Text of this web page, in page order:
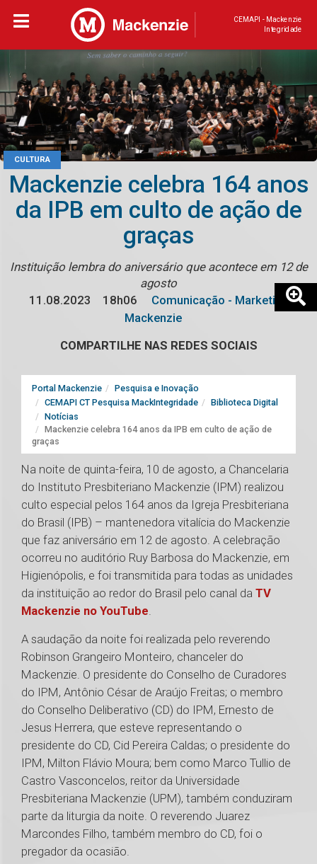
CEMAPI - Mackenzie
Integridade
CULTURA
Mackenzie celebra 164 anos
da IPB em culto de ação de
graças
Instituição lembra do aniversário que acontece em 12 de
agosto
11.08.2023
18h06
Comunicação - Marketing
Mackenzie
COMPARTILHE NAS REDES SOCIAIS
Portal Mackenzie
Pesquisa e Inovação
CEMAPI CT Pesquisa MackIntegridade
Biblioteca Digital
Notícias
Mackenzie celebra 164 anos da IPB em culto de ação de
graças
Na noite de quinta-feira, 10 de agosto, a Chancelaria
do Instituto Presbiteriano Mackenzie (IPM) realizou
culto especial pelos 164 anos da Igreja Presbiteriana
do Brasil (IPB) – mantenedora vitalícia do Mackenzie
que faz aniversário em 12 de agosto. A celebração
ocorreu no auditório Ruy Barbosa do Mackenzie, em
Higienópolis, e foi transmitida para todas as unidades
da instituição ao redor do Brasil pelo canal da TV
Mackenzie no YouTube.
A saudação da noite foi realizada pelo reverendo
Robinson Grangeiro Monteiro, chanceler do
Mackenzie. O presidente do Conselho de Curadores
do IPM, Antônio César de Araújo Freitas; o membro
do Conselho Deliberativo (CD) do IPM, Ernesto de
Jesus Herrera, que esteve representando o
presidente do CD, Cid Pereira Caldas; o presidente do
IPM, Milton Flávio Moura; bem como Marco Tullio de
Castro Vasconcelos, reitor da Universidade
Presbiteriana Mackenzie (UPM), também conduziram
parte da liturgia da noite. O reverendo Juarez
Marcondes Filho, também membro do CD, foi o
pregador da ocasião.